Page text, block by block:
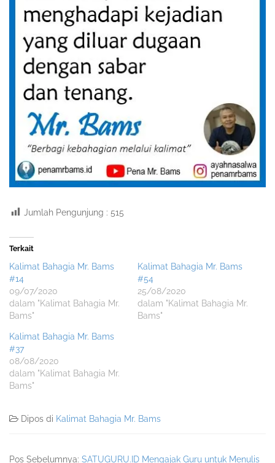
Jumlah Pengunjung : 515
Terkait
Kalimat Bahagia Mr. Bams
#14
09/07/2020
dalam "Kalimat Bahagia Mr.
Bams"
Kalimat Bahagia Mr. Bams
#54
25/08/2020
dalam "Kalimat Bahagia Mr.
Bams"
Kalimat Bahagia Mr. Bams
#37
08/08/2020
dalam "Kalimat Bahagia Mr.
Bams"
Dipos di Kalimat Bahagia Mr. Bams
Pos Sebelumnya: SATUGURU.ID Mengajak Guru untuk Menulis